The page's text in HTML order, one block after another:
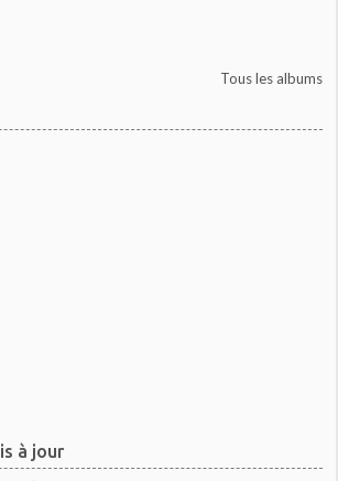
Tous les albums
à jour